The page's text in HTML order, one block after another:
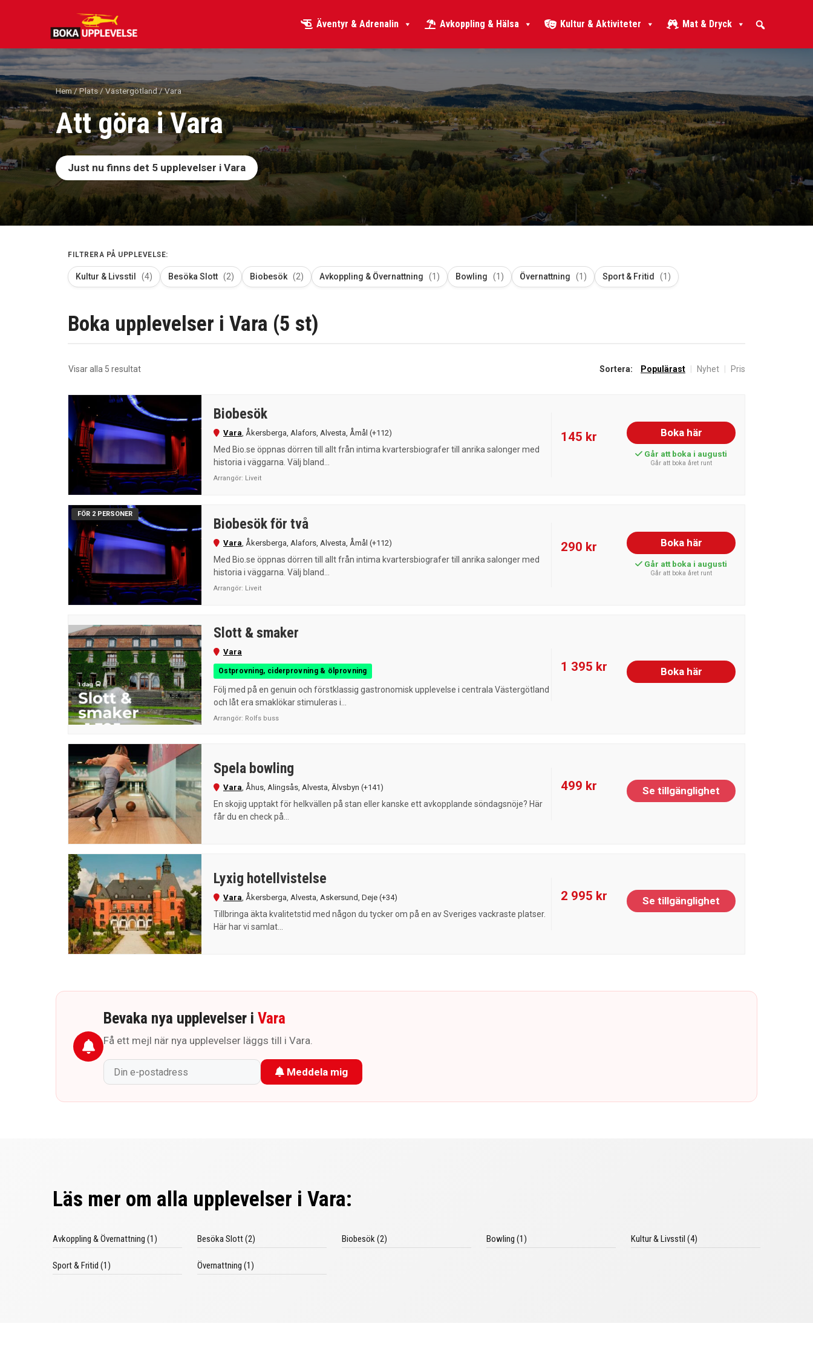
Äventyr & Adrenalin Avkoppling & Hälsa Kultur & Aktiviteter Mat & Dryck
Hem/Plats/ Västergötland/ Vara
Att göra i Vara
Just nu finns det 5 upplevelser i Vara
FILTRERA PÅ UPPLEVELSE:
Kultur & Livsstil (4) Besöka Slott (2) Biobesök (2) Avkoppling & Övernattning (1) Bowling (1) Övernattning (1) Sport & Fritid (1)
Boka upplevelser i Vara (5 st)
Visar alla 5 resultatSortera
senaste
Sortera: Populärast Nyhet Pris
Biobesök
Vara, Åkersberga, Alafors, Alvesta, Åmål (+112)
Med Bio.se öppnas dörren till allt från intima kvartersbiografer till anrika salonger med
historia i väggarna. Välj bland...
Arrangör: Liveit
145 kr Boka här
Går att boka i augusti
Går att boka året runt
FÖR 2 PERSONER
Biobesök för två
Vara, Åkersberga, Alafors, Alvesta, Åmål (+112)
Med Bio.se öppnas dörren till allt från intima kvartersbiografer till anrika salonger med
historia i väggarna. Välj bland...
Arrangör: Liveit
290 kr Boka här
Går att boka i augusti
Går att boka året runt
Slott & smaker
Vara
Ostprovning, ciderprovning & ölprovning
Följ med på en genuin och förstklassig gastronomisk upplevelse i centrala Västergötland
och låt era smaklökar stimuleras i...
Arrangör: Rolfs buss
1 395 kr Boka här
Spela bowling
Vara, Åhus, Alingsås, Alvesta, Älvsbyn (+141)
En skojig upptakt för helkvällen på stan eller kanske ett avkopplande söndagsnöje? Här
får du en check på...
499 kr Se tillgänglighet
Lyxig hotellvistelse
Vara, Åkersberga, Alvesta, Askersund, Deje (+34)
Tillbringa äkta kvalitetstid med någon du tycker om på en av Sveriges vackraste platser.
Här har vi samlat...
2 995 kr Se tillgänglighet
Bevaka nya upplevelser i Vara
Få ett mejl när nya upplevelser läggs till i Vara.
Meddela mig
Läs mer om alla upplevelser i Vara:
Avkoppling & Övernattning (1) Besöka Slott (2) Biobesök (2) Bowling (1) Kultur & Livsstil (4)
Sport & Fritid (1) Övernattning (1)